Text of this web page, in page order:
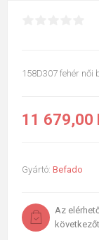
158D307 fehér női
11 679,00
Gyártó: Befado
Az